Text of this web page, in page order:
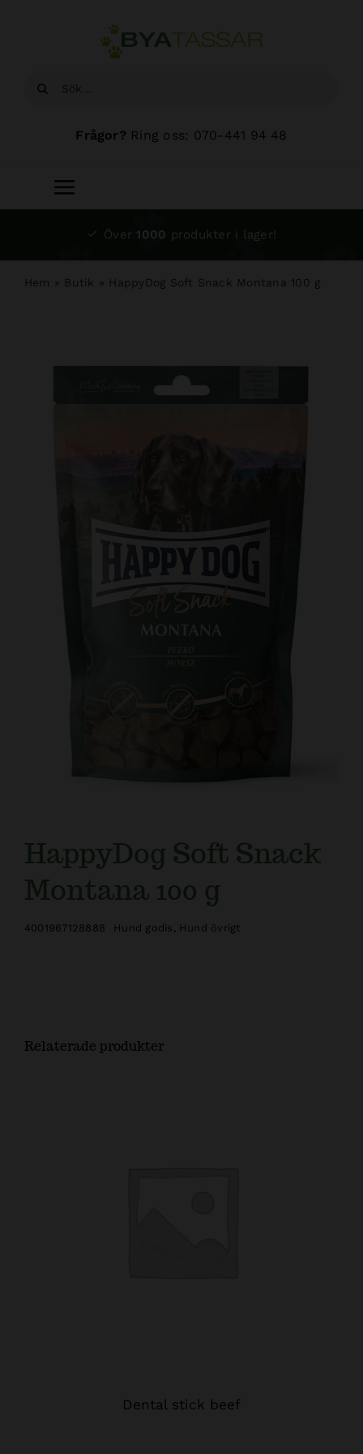
Sök
Frågor? Ring oss: 070-441 94 48
Toggle
Navigation
Över 1000 produkter i lager!
Hem » Butik » HappyDog Soft Snack Montana 100 g
HappyDog Soft Snack
Montana 100 g
4001967128888 Hund godis , Hund övrigt
Relaterade produkter
Dental stick beef